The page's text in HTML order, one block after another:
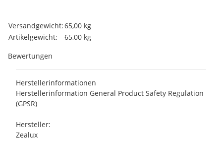
Produkteigenschaft
Wert
Versandgewicht:65,00 kg
Artikelgewicht:
65,00 kg
Bewertungen
Herstellerinformationen
Herstellerinformation General Product Safety Regulation
(GPSR)
Hersteller:
Zealux